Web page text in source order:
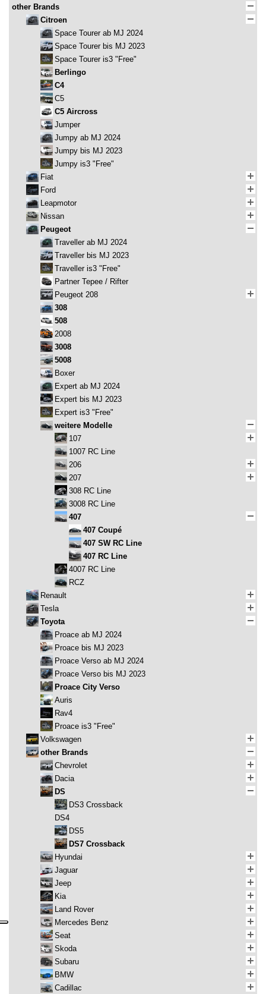
other Brands
Citroen
Space Tourer ab MJ 2024
Space Tourer bis MJ 2023
Space Tourer is3 "Free"
Berlingo
C4
C5
C5 Aircross
Jumper
Jumpy ab MJ 2024
Jumpy bis MJ 2023
Jumpy is3 "Free"
Fiat
Ford
Leapmotor
Nissan
Peugeot
Traveller ab MJ 2024
Traveller bis MJ 2023
Traveller is3 "Free"
Partner Tepee / Rifter
Peugeot 208
308
508
2008
3008
5008
Boxer
Expert ab MJ 2024
Expert bis MJ 2023
Expert is3 "Free"
weitere Modelle
107
1007 RC Line
206
207
308 RC Line
3008 RC Line
407
407 Coupé
407 SW RC Line
407 RC Line
4007 RC Line
RCZ
Renault
Tesla
Toyota
Proace ab MJ 2024
Proace bis MJ 2023
Proace Verso ab MJ 2024
Proace Verso bis MJ 2023
Proace City Verso
Auris
Rav4
Proace is3 "Free"
Volkswagen
other Brands
Chevrolet
Dacia
DS
DS3 Crossback
DS4
DS5
DS7 Crossback
Hyundai
Jaguar
Jeep
Kia
Land Rover
Mercedes Benz
Seat
Skoda
Subaru
BMW
Cadillac